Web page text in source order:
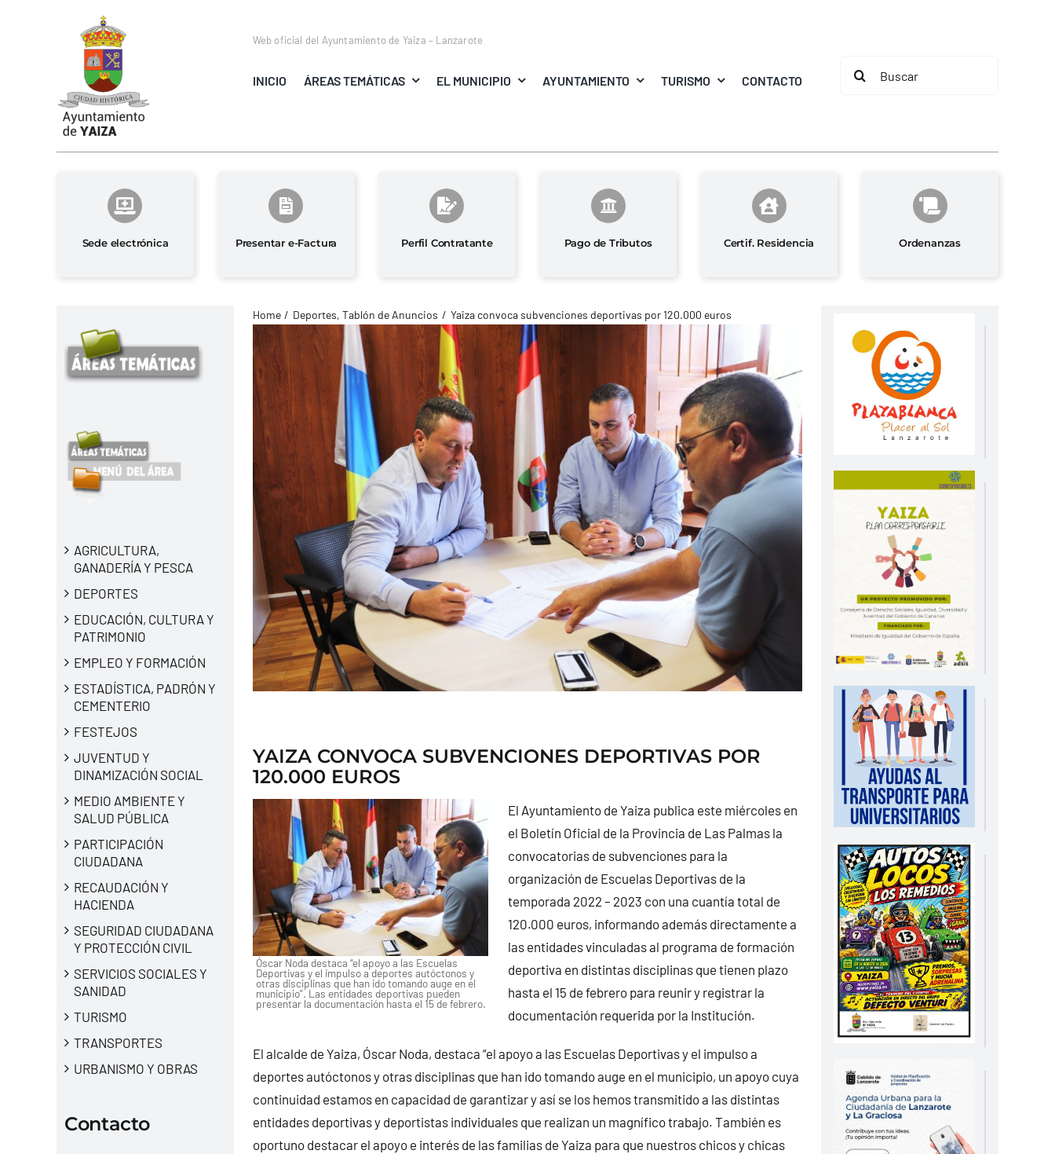
Web oficial del Ayuntamiento de Yaiza – Lanzarote
INICIO ÁREAS TEMÁTICAS EL MUNICIPIO AYUNTAMIENTO TURISMO CONTACTO
Buscar:
Sede electrónica Presentar e-Factura Perfil Contratante Pago de Tributos Certif. Residencia Ordenanzas
AGRICULTURA,
GANADERÍA Y PESCA
DEPORTES
EDUCACIÓN, CULTURA Y
PATRIMONIO
EMPLEO Y FORMACIÓN
ESTADÍSTICA, PADRÓN Y
CEMENTERIO
FESTEJOS
JUVENTUD Y
DINAMIZACIÓN SOCIAL
MEDIO AMBIENTE Y
SALUD PÚBLICA
PARTICIPACIÓN
CIUDADANA
RECAUDACIÓN Y
HACIENDA
SEGURIDAD CIUDADANA
Y PROTECCIÓN CIVIL
SERVICIOS SOCIALES Y
SANIDAD
TURISMO
TRANSPORTES
URBANISMO Y OBRAS
Contacto
Home Deportes Tablón de Anuncios Yaiza convoca subvenciones deportivas por 120.000 euros
YAIZA CONVOCA SUBVENCIONES DEPORTIVAS POR
120.000 EUROS
Óscar Noda destaca “el apoyo a las Escuelas
Deportivas y el impulso a deportes autóctonos y
otras disciplinas que han ido tomando auge en el
municipio”. Las entidades deportivas pueden
presentar la documentación hasta el 15 de febrero.
El Ayuntamiento de Yaiza publica este miércoles en
el Boletín Oficial de la Provincia de Las Palmas la
convocatorias de subvenciones para la
organización de Escuelas Deportivas de la
temporada 2022 – 2023 con una cuantía total de
120.000 euros, informando además directamente a
las entidades vinculadas al programa de formación
deportiva en distintas disciplinas que tienen plazo
hasta el 15 de febrero para reunir y registrar la
documentación requerida por la Institución.
El alcalde de Yaiza, Óscar Noda, destaca “el apoyo a las Escuelas Deportivas y el impulso a
deportes autóctonos y otras disciplinas que han ido tomando auge en el municipio, un apoyo cuya
continuidad estamos en capacidad de garantizar y así se los hemos transmitido a las distintas
entidades deportivas y deportistas individuales que realizan un magnífico trabajo. También es
oportuno destacar el apoyo e interés de las familias de Yaiza para que nuestros chicos y chicas